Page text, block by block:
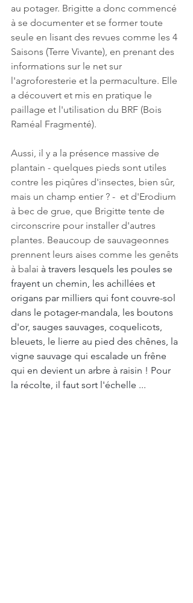
au potager. Brigitte a donc commencé
à se documenter et se former toute
seule en lisant des revues comme les 4
Saisons (Terre Vivante), en prenant des
informations sur le net sur
l'agroforesterie et la permaculture. Elle
a découvert et mis en pratique le
paillage et l'utilisation du BRF (Bois
Raméal Fragmenté).
Aussi, il y a la présence massive de
plantain - quelques pieds sont utiles
contre les piqûres d'insectes, bien sûr,
mais un champ entier ? -  et d'Erodium
à bec de grue, que Brigitte tente de
circonscrire pour installer d'autres
plantes. Beaucoup de sauvageonnes
prennent leurs aises comme les genêts
à balai à travers lesquels les poules se
frayent un chemin, les achillées et
origans par milliers qui font couvre-sol
dans le potager-mandala, les boutons
d'or, sauges sauvages, coquelicots,
bleuets, le lierre au pied des chênes, la
vigne sauvage qui escalade un frêne
qui en devient un arbre à raisin ! Pour
la récolte, il faut sort l'échelle ...